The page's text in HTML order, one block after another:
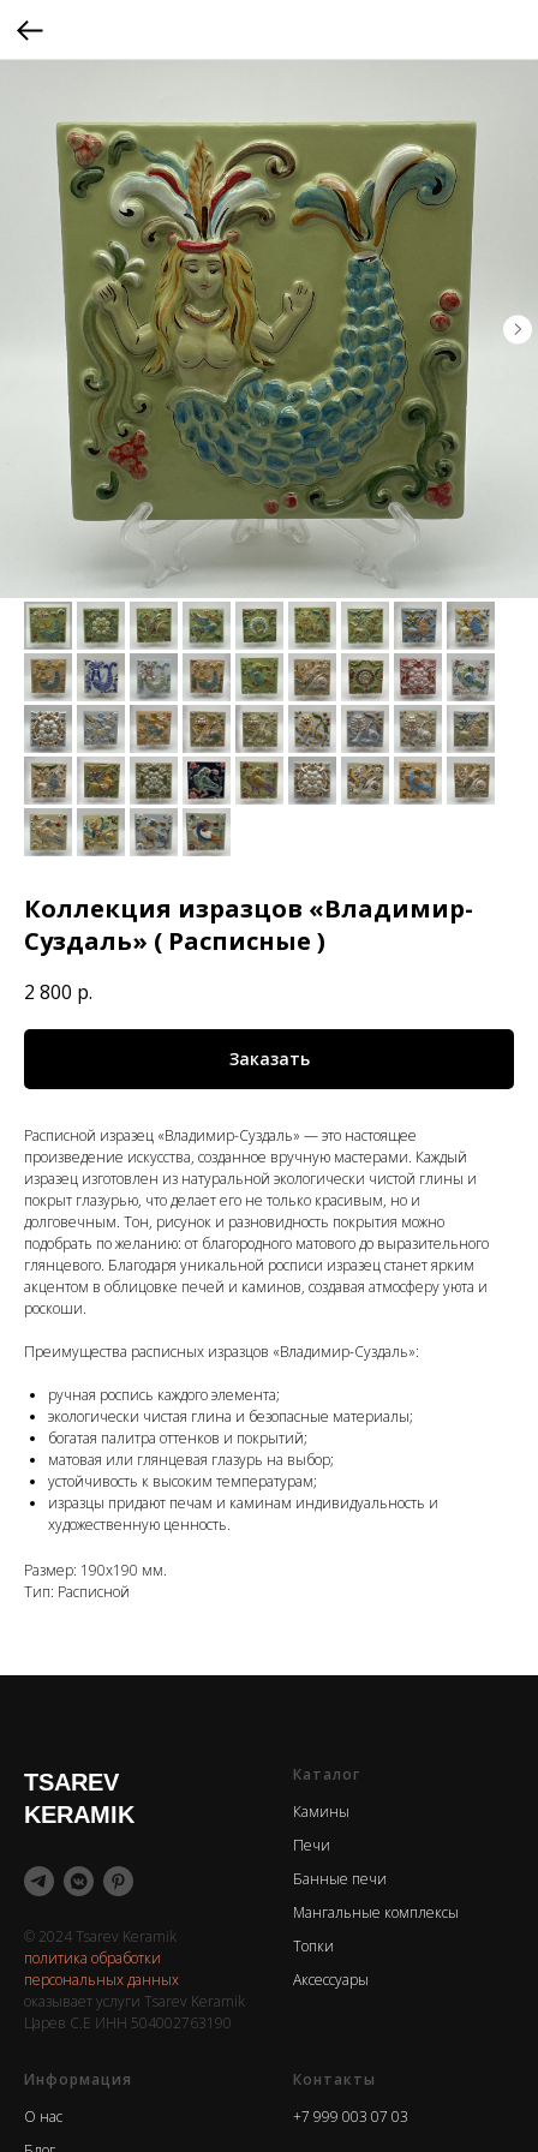
Коллекция изразцов «Владимир-
Суздаль» ( Расписные )
2 800 р.
Заказать
Расписной изразец «Владимир-Суздаль» — это настоящее
произведение искусства, созданное вручную мастерами. Каждый
изразец изготовлен из натуральной экологически чистой глины и
покрыт глазурью, что делает его не только красивым, но и
долговечным. Тон, рисунок и разновидность покрытия можно
подобрать по желанию: от благородного матового до выразительного
глянцевого. Благодаря уникальной росписи изразец станет ярким
акцентом в облицовке печей и каминов, создавая атмосферу уюта и
роскоши.
Преимущества расписных изразцов «Владимир-Суздаль»:
ручная роспись каждого элемента;
экологически чистая глина и безопасные материалы;
богатая палитра оттенков и покрытий;
матовая или глянцевая глазурь на выбор;
устойчивость к высоким температурам;
изразцы придают печам и каминам индивидуальность и
художественную ценность.
Размер: 190x190 мм.
Тип: Расписной
TSAREV
KERAMIK
© 2024 Tsarev Keramik
политика обработки
персональных данных
оказывает услуги Tsarev Keramik
Царев С.Е ИНН 504002763190
Каталог
Камины
Печи
Банные печи
Мангальные комплексы
Топки
Аксессуары
Информация
О нас
Контакты
+7 999 003 07 03